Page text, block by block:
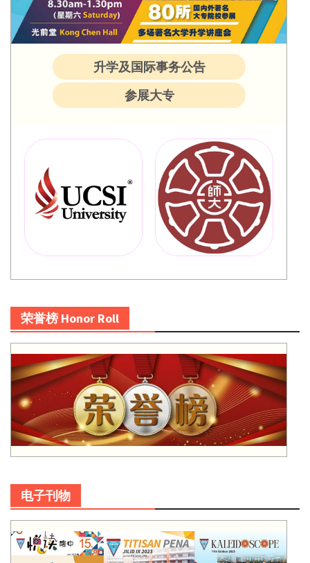
升学及国际事务公告
参展大专
荣誉榜 Honor Roll
电子刊物